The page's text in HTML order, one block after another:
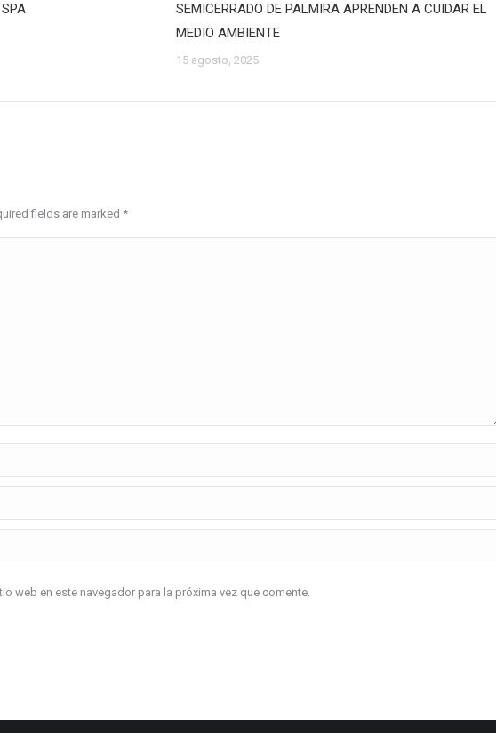
SEMICERRADO DE PALMIRA APRENDEN A CUIDAR EL
MEDIO AMBIENTE
15 agosto, 2025
fields are marked *
web en este navegador para la próxima vez que comente.